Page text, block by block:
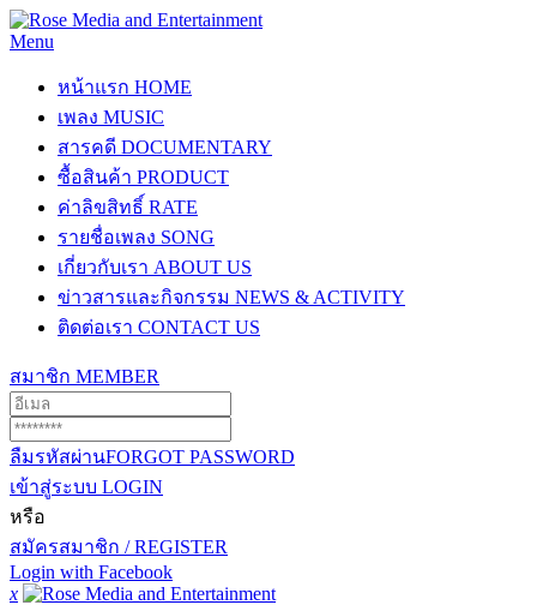
Menu
หน้าแรก HOME
เพลง MUSIC
สารคดี DOCUMENTARY
ซื้อสินค้า PRODUCT
ค่าลิขสิทธิ์ RATE
รายชื่อเพลง SONG
เกี่ยวกับเรา ABOUT US
ข่าวสารและกิจกรรม NEWS & ACTIVITY
ติดต่อเรา CONTACT US
สมาชิก MEMBER
ลืมรหัสผ่านFORGOT PASSWORD
เข้าสู่ระบบ LOGIN
หรือ
สมัครสมาชิก / REGISTER
Login with Facebook
x